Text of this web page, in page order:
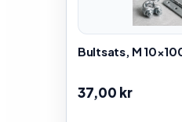
Bultsats, M
37,00 kr